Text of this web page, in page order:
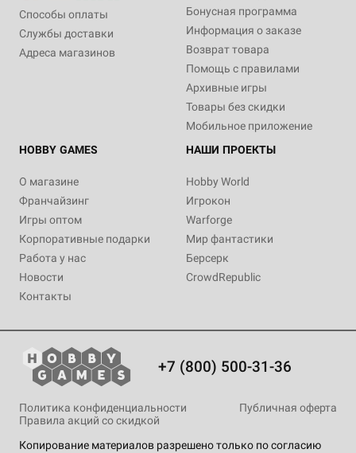
Способы оплаты
Службы доставки
Адреса магазинов
Бонусная программа
Информация о заказе
Возврат товара
Помощь с правилами
Архивные игры
Товары без скидки
Мобильное приложение
HOBBY GAMES
О магазине
Франчайзинг
Игры оптом
Корпоративные подарки
Работа у нас
Новости
Контакты
НАШИ ПРОЕКТЫ
Hobby World
Игрокон
Warforge
Мир фантастики
Берсерк
CrowdRepublic
+7 (800) 500-31-36
Копирование материалов разрешено только по согласию
Политика конфиденциальности
Публичная оферта
Правила акций со скидкой